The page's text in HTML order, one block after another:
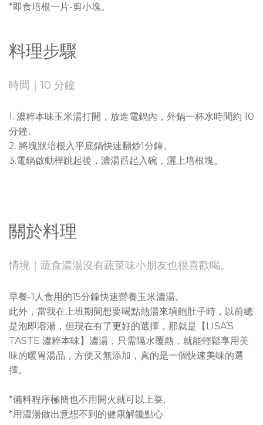
*即食培根一片-剪小塊。
料理步驟
時間｜10 分鐘
1. 濃粹本味玉米湯打開，放進電鍋內，外鍋一杯水時間約 10
分鐘。
2. 將塊狀培根入平底鍋快速翻炒1分鐘。
3.電鍋啟動桿跳起後，濃湯舀起入碗，灑上培根塊。
關於料理
情境｜蔬食濃湯沒有蔬菜味小朋友也很喜歡喝。
早餐-1人食用的15分鐘快速營養玉米濃湯。
此外，當我在上班期間想要喝點熱湯來填飽肚子時，以前總
是泡即溶湯，但現在有了更好的選擇，那就是【LISA’S
TASTE 濃粹本味】濃湯，只需隔水覆熱，就能輕鬆享用美
味的暖胃湯品，方便又無添加，真的是一個快速美味的選
擇。
*備料程序極簡也不用開火就可以上菜,
*用濃湯做出意想不到的健康解饞點心